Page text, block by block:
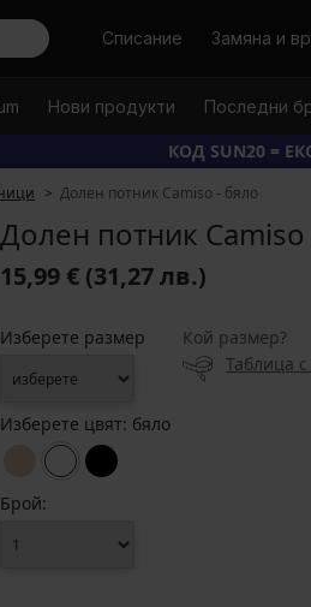
ТърсиСписание Замяна и
Нови продукти Последни
КОД SUN20 =
Долен потник Camiso - бяло
Долен потник Camiso
15,99 € (31,27 лв.)
Изберете размер
Кой размер?
Таблица
Изберете цвят: бяло
Брой: